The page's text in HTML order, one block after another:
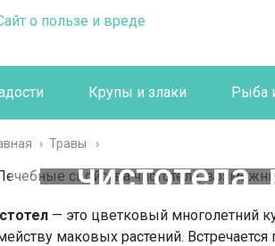
Крупы и злаки Рыба
› Травы
вред
— это цветковый многолетний
маковых растений.